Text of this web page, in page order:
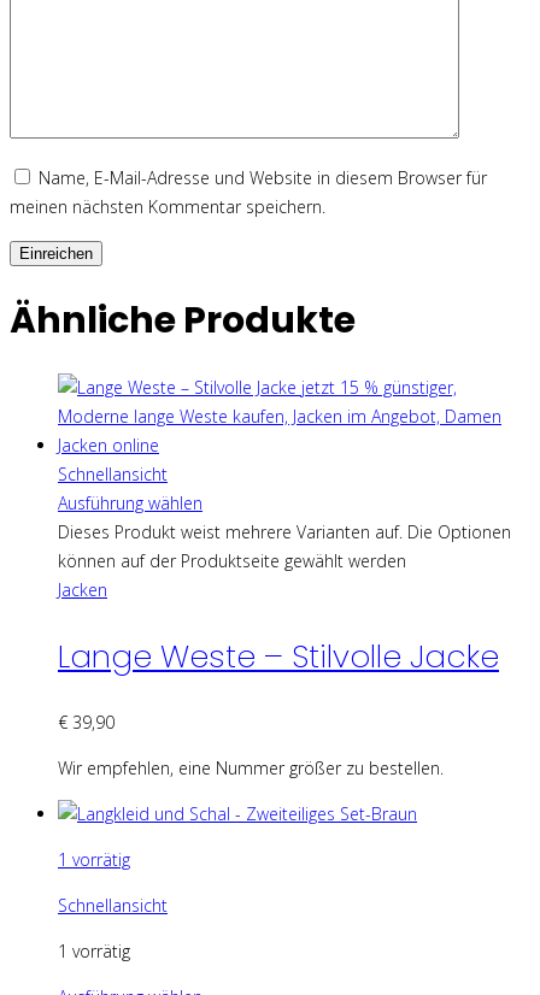
Name, E-Mail-Adresse und Website in diesem Browser für
meinen nächsten Kommentar speichern.
Ähnliche Produkte
Schnellansicht
Ausführung wählen
Dieses Produkt weist mehrere Varianten auf. Die Optionen
können auf der Produktseite gewählt werden
Jacken
Lange Weste – Stilvolle Jacke
€ 39,90
Wir empfehlen, eine Nummer größer zu bestellen.
1 vorrätig
Schnellansicht
1 vorrätig